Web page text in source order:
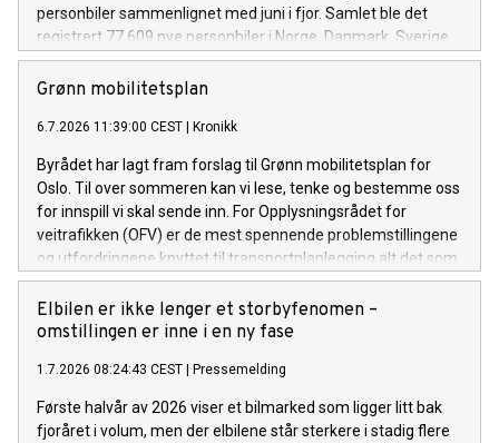
personbiler sammenlignet med juni i fjor. Samlet ble det
registrert 77 609 nye personbiler i Norge, Danmark, Sverige
og Finland.
Grønn mobilitetsplan
6.7.2026 11:39:00 CEST | Kronikk
Byrådet har lagt fram forslag til Grønn mobilitetsplan for
Oslo. Til over sommeren kan vi lese, tenke og bestemme oss
for innspill vi skal sende inn. For Opplysningsrådet for
veitrafikken (OFV) er de mest spennende problemstillingene
og utfordringene knyttet til transportplanlegging alt det som
ikke nevnes i planen. Oslos byråd skal ha en ting – de
mangler ikke ambisjoner når det gjelder framtidens
transportsystem i byen. Flere byer og kommuner kan lære av
og bylogistikk samtidig. Og selvsagt kan ikke denne planen
løse alle utfordringer, men for OFV blir noen prioritereringer
særlig synlige. For det mest interessante med mobilitet i Oslo
Elbilen er ikke lenger et storbyfenomen –
omstillingen er inne i en ny fase
1.7.2026 08:24:43 CEST | Pressemelding
Første halvår av 2026 viser et bilmarked som ligger litt bak
fjoråret i volum, men der elbilene står sterkere i stadig flere